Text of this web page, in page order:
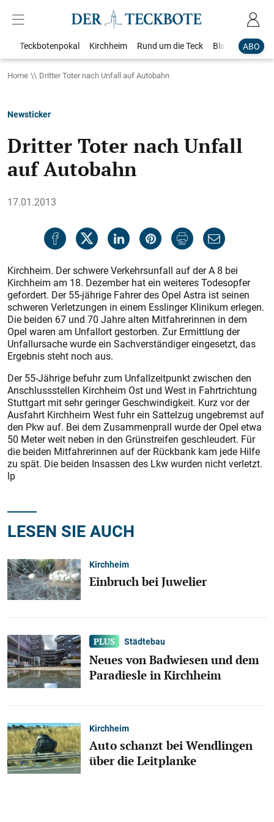
ABO
Teckbotenpokal Kirchheim Rund um die Teck Blaulicht
Home Dritter Toter nach Unfall auf Autobahn
Newsticker
Dritter Toter nach Unfall
auf Autobahn
17.01.2013
Kirchheim. Der schwere Verkehrsunfall auf der A 8 bei
Kirchheim am 18. Dezember hat ein weiteres Todesopfer
gefordert. Der 55-jährige Fahrer des Opel Astra ist seinen
schweren Verletzungen in einem Esslinger Klinikum erlegen.
Die beiden 67 und 70 Jahre alten Mitfahrerinnen in dem
Opel waren am Unfallort gestorben. Zur Ermittlung der
Unfallursache wurde ein Sachverständiger eingesetzt, das
Ergebnis steht noch aus.
Der 55-Jährige befuhr zum Unfallzeitpunkt zwischen den
Anschlussstellen Kirchheim Ost und West in Fahrtrichtung
Stuttgart mit sehr geringer Geschwindigkeit. Kurz vor der
Ausfahrt Kirchheim West fuhr ein Sattelzug ungebremst auf
den Pkw auf. Bei dem Zusammenprall wurde der Opel etwa
50 Meter weit neben in den Grünstreifen geschleudert. Für
die beiden Mitfahrerinnen auf der Rückbank kam jede Hilfe
zu spät. Die beiden Insassen des Lkw wurden nicht verletzt.
lp
LESEN SIE AUCH
Kirchheim
Einbruch bei Juwelier
Städtebau
Neues von Badwiesen und dem
Paradiesle in Kirchheim
Kirchheim
Auto schanzt bei Wendlingen
über die Leitplanke